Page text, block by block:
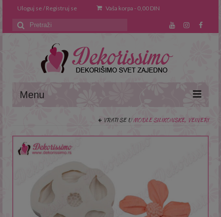
Uloguj se / Registruj se Vaša korpa - 0,00 DIN
Search
for:
Menu
O nama
Saveti i trikovi
Prodavnica
VRATI SE UMODLE SILIKONSKE, VEINERI